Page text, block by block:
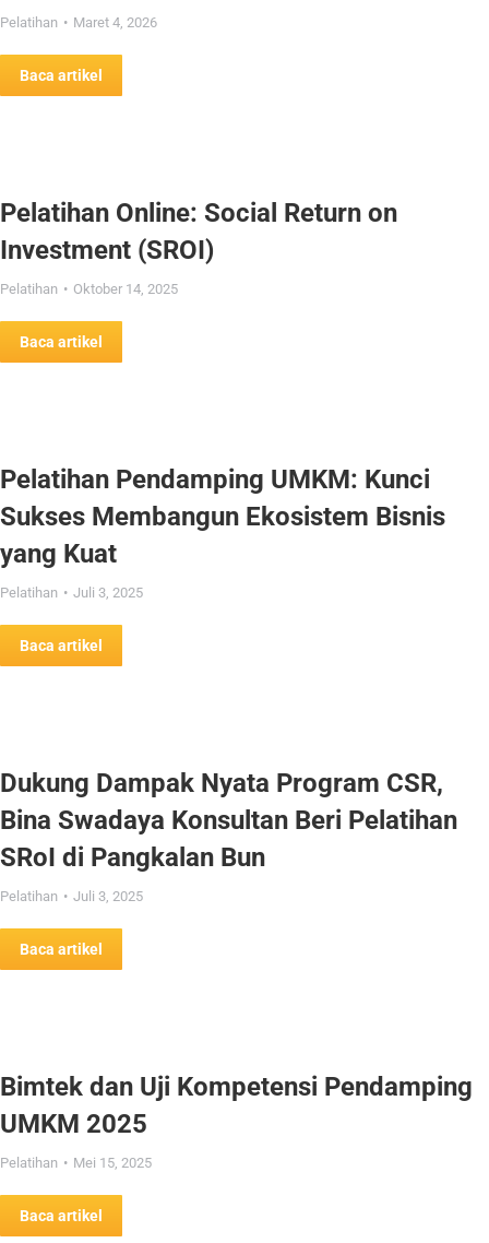
Pelatihan Maret 4, 2026
Baca artikel
Pelatihan Online: Social Return on
Investment (SROI)
Pelatihan Oktober 14, 2025
Baca artikel
Pelatihan Pendamping UMKM: Kunci
Sukses Membangun Ekosistem Bisnis
yang Kuat
Pelatihan Juli 3, 2025
Baca artikel
Dukung Dampak Nyata Program CSR,
Bina Swadaya Konsultan Beri Pelatihan
SRoI di Pangkalan Bun
Pelatihan Juli 3, 2025
Baca artikel
Bimtek dan Uji Kompetensi Pendamping
UMKM 2025
Pelatihan Mei 15, 2025
Baca artikel